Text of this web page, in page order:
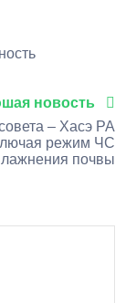
новость
– Хасэ РА
режим ЧС
почвы